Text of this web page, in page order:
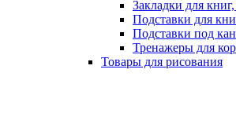
Закладки для
Подставки для
Подставки под
Тренажеры для
Товары для рисования